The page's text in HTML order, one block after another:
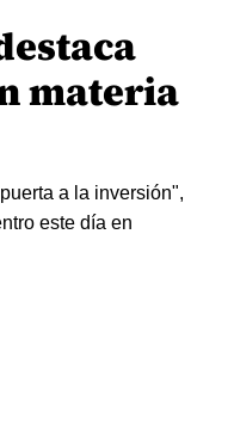
materia
a la inversión",
este día en